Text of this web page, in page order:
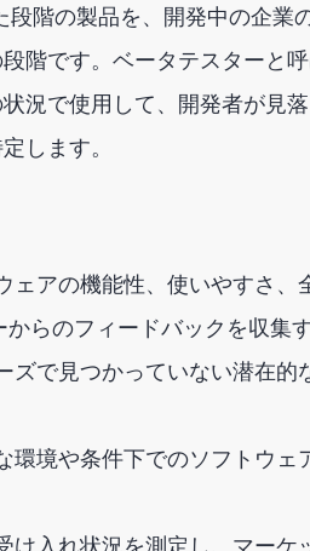
階の製品を、開発中の企業
階です。ベータテスターと
況で使用して、開発者が見落
します。
ェアの機能性、使いやすさ、
らのフィードバックを収集す
ズで見つかっていない潜在的
環境や条件下でのソフトウェ
け入れ状況を測定し、マーケ